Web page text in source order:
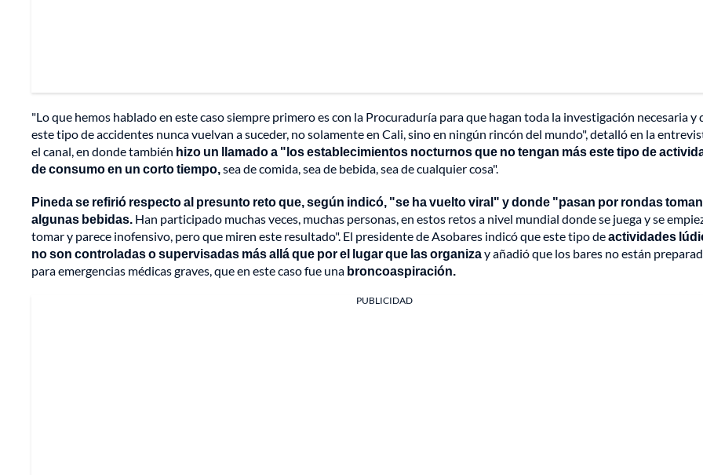
"Lo que hemos hablado en este caso siempre primero es con la Procuraduría para que hagan toda la investigación necesaria y
este tipo de accidentes nunca vuelvan a suceder, no solamente en Cali, sino en ningún rincón del mundo", detalló en la
el canal, en donde también hizo un llamado a "los establecimientos nocturnos que no tengan más este tipo de
de consumo en un corto tiempo,sea de comida, sea de bebida, sea de cualquier cosa".
Pineda se refirió respecto al presunto reto que, según indicó, "se ha vuelto viral" y donde "pasan por rondas
algunas bebidas. Han participado muchas veces, muchas personas, en estos retos a nivel mundial donde se juega y se
tomar y parece inofensivo, pero que miren este resultado". El presidente de Asobares indicó que este tipo deactividades
no son controladas o supervisadas más allá que por el lugar que las organizay añadió que los bares no están
para emergencias médicas graves, que en este caso fue una broncoaspiración.
PUBLICIDAD